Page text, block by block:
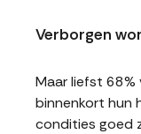
Verborgen
Maar liefst 68%
binnenkort hun
condities goed